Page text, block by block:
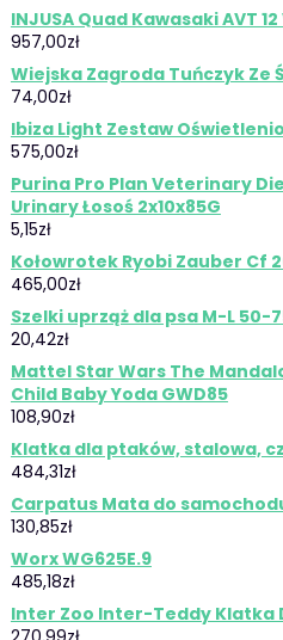
INJUSA Quad Kawasaki AVT 12
957,00zł
Wiejska Zagroda Tuńczyk Ze
74,00zł
Ibiza Light Zestaw
575,00zł
Purina Pro Plan Veterinary
Urinary Łosoś 2x10x85G
5,15zł
Kołowrotek Ryobi Zauber Cf
465,00zł
Szelki uprząż dla psa M-L
20,42zł
Mattel Star Wars The
Child Baby Yoda GWD85
108,90zł
Klatka dla ptaków, stalowa,
484,31zł
Carpatus Mata do
130,85zł
Worx WG625E.9
485,18zł
Inter Zoo Inter-Teddy Klatka